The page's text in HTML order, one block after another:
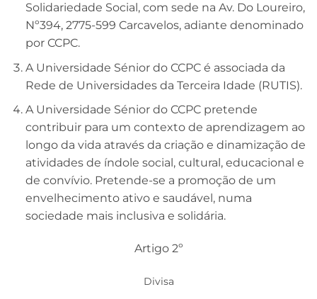
Solidariedade Social, com sede na Av. Do Loureiro,
Nº394, 2775-599 Carcavelos, adiante denominado
por CCPC.
A Universidade Sénior do CCPC é associada da
Rede de Universidades da Terceira Idade (RUTIS).
A Universidade Sénior do CCPC pretende
contribuir para um contexto de aprendizagem ao
longo da vida através da criação e dinamização de
atividades de índole social, cultural, educacional e
de convívio. Pretende-se a promoção de um
envelhecimento ativo e saudável, numa
sociedade mais inclusiva e solidária.
Artigo 2º
Divisa